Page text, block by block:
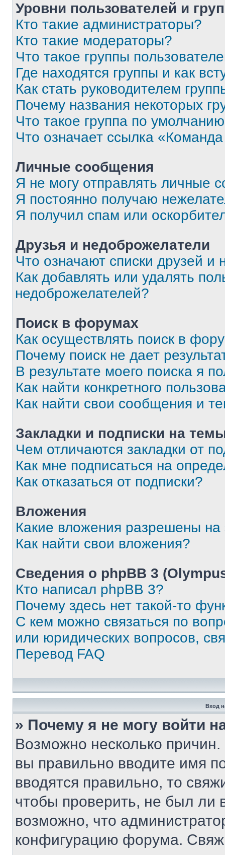
Уровни пользователей и
Кто такие администраторы?
Кто такие модераторы?
Что такое группы
Где находятся группы и как
Как стать руководителем
Почему названия некоторых
Что такое группа по
Что означает ссылка
Личные сообщения
Я не могу отправлять личные
Я постоянно получаю
Я получил спам или
Друзья и недоброжелатели
Что означают списки друзей и
Как добавлять или удалять
недоброжелателей?
Поиск в форумах
Как осуществлять поиск в
Почему поиск не дает
В результате моего поиска я
Как найти конкретного
Как найти свои сообщения и
Закладки и подписки на
Чем отличаются закладки от
Как мне подписаться на
Как отказаться от подписки?
Вложения
Какие вложения разрешены
Как найти свои вложения?
Сведения о phpBB 3
Кто написал phpBB 3?
Почему здесь нет такой-то
С кем можно связаться по
или юридических вопросов,
Перевод FAQ
Вход
» Почему я не могу войти
Возможно несколько
вы правильно вводите имя
вводятся правильно, то
чтобы проверить, не был ли
возможно, что
конфигурацию форума.